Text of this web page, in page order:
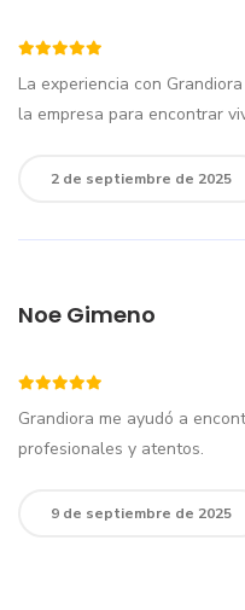
La experiencia con
la empresa para encontrar
2 de septiembre de 2025
Noe Gimeno
Grandiora me ayudó a
profesionales y atentos.
9 de septiembre de 2025